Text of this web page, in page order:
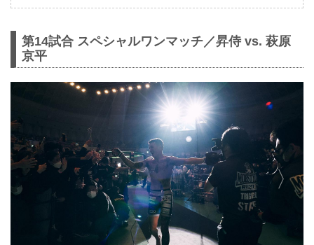
第14試合 スペシャルワンマッチ／昇侍 vs. 萩原
京平